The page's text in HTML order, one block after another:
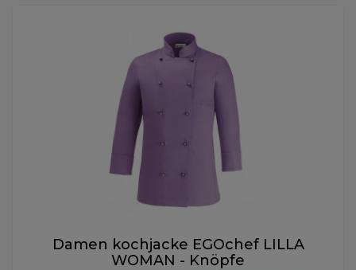
Damen kochjacke EGOchef LILLA
WOMAN - Knöpfe